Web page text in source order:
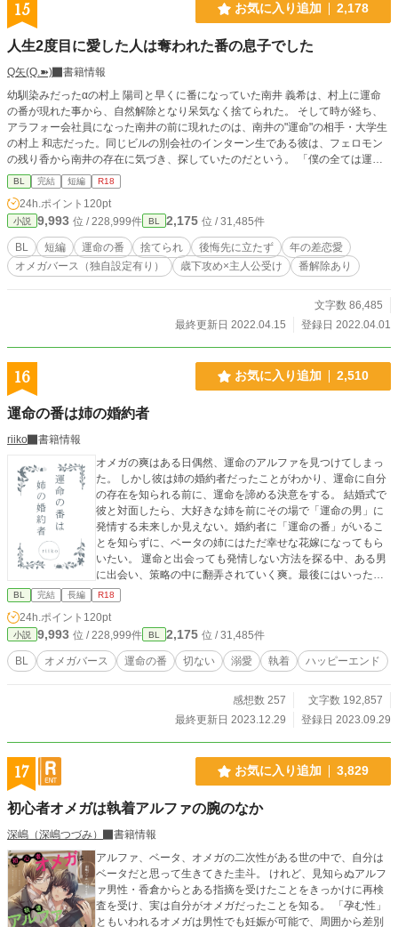
15 お気に入り追加 2,178
人生2度目に愛した人は奪われた番の息子でした
Q矢(Q.➽)
書籍情報
幼馴染みだったαの村上 陽司と早くに番になっていた南井 義希は、村上に運命
の番が現れた事から、自然解除となり呆気なく捨てられた。 そして時が経ち、
アラフォー会社員になった南井の前に現れたのは、南井の"運命"の相手・大学生
の村上 和志だった。同じビルの別会社のインターン生である彼は、フェロモン
の残り香から南井の存在に気づき、探していたのだという。 「僕の全ては運命
の人に捧げると決めていた」 と嬉しそうに語る和志。 だが年齢差や、過去の苦
い経験の事もあり、"運命"を受け入れられない南井はやんわりと和志を拒否しよ
うと考える。 ところが、意外にも甘え上手な和志の一途さに絆され、つき合う
事に。 だが実は、村上は南井にとって、あまりにも因縁のありすぎる相手だっ
た――。 自身のトラウマから"運命"という言葉を憎むアラフォー男性オメガと、
まっすぐに"運命"を求め焦がれる20歳の男性アルファが、2人の間にある因縁を
越えて結ばれるまで。 ◆主人公 南井 義希 (みない よしき) 38 Ω （受） スーツの
り、祖父母を親代わりとして育つ。 ◆主人公の元番 村上 陽司 (むらかみ ようじ)
BL 完結 短編 R18
24h.ポイント 120pt
小説 9,993 位 / 228,999件 BL 2,175 位 / 31,485件
BL 短編 運命の番 捨てられ 後悔先に立たず
年の差恋愛
オメガバース（独自設定有り）
歳下攻め×主人公受け 番解除あり
文字数 86,485
最終更新日 2022.04.15
登録日 2022.04.01
16 お気に入り追加 2,510
運命の番は姉の婚約者
riiko
書籍情報
オメガの爽はある日偶然、運命のアルファを見つけてしまっ
た。 しかし彼は姉の婚約者だったことがわかり、運命に自分
の存在を知られる前に、運命を諦める決意をする。 結婚式で
彼と対面したら、大好きな姉を前にその場で「運命の男」に
発情する未来しか見えない。婚約者に「運命の番」がいるこ
とを知らずに、ベータの姉にはただ幸せな花嫁になってもら
いたい。 運命と出会っても発情しない方法を探る中、ある男
に出会い、策略の中に翻弄されていく爽。最後にはいった
い…どんな結末が。 姉の幸せを願うがために取る対処法は、
様々な人を巻き込みながらも運命と対峙して、無事に幸せを
掴むまでのそんなお話です。 性描写が入るシーンは ※マーク
をタイトルにつけますのでご注意くださいませ。 物語、お楽
しみいただけたら幸いです。
BL 完結 長編 R18
24h.ポイント 120pt
小説 9,993 位 / 228,999件 BL 2,175 位 / 31,485件
BL オメガバース 運命の番 切ない 溺愛 執着 ハッピーエンド
感想数 257
文字数 192,857
最終更新日 2023.12.29
登録日 2023.09.29
17 お気に入り追加 3,829
初心者オメガは執着アルファの腕のなか
深嶋（深嶋つづみ）
書籍情報
アルファ、ベータ、オメガの二次性がある世の中で、自分は
ベータだと思って生きてきた圭斗。 けれど、見知らぬアルフ
ァ男性・香倉からとある指摘を受けたことをきっかけに再検
査を受け、実は自分がオメガだったことを知る。 「孕む性」
ともいわれるオメガは男性でも妊娠が可能で、周囲から差別